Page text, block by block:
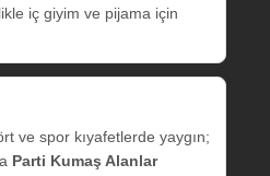
iç giyim ve pijama için
ve spor kıyafetlerde yaygın;
Parti Kumaş Alanlar